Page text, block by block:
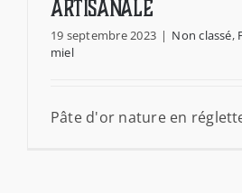
Pâte d’Or au Miel
artisanale
19 septembre 2023 | Non classé,
miel
Pâte d'or nature en